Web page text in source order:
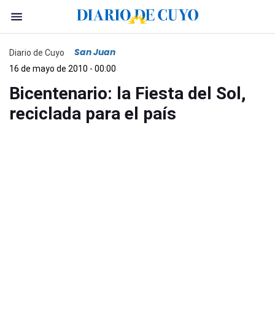
Diario de Cuyo San Juan
16 de mayo de 2010 - 00:00
Bicentenario: la Fiesta del Sol,
reciclada para el país